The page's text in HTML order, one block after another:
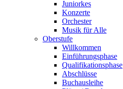
Juniorkes
Konzerte
Orchester
Musik für Alle
Oberstufe
Willkommen
Einführungsphase
Qualifikationsphase
Abschlüsse
Buchausleihe